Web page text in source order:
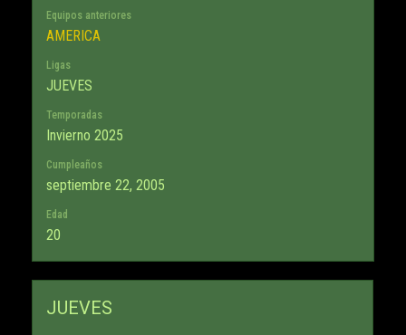
Equipos anteriores
AMERICA
Ligas
JUEVES
Temporadas
Invierno 2025
Cumpleaños
septiembre 22, 2005
Edad
20
JUEVES